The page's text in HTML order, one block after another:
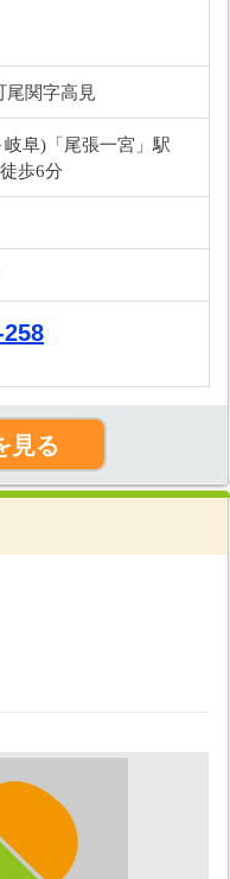
尾関字高見
阜)「尾張一宮」駅
歩6分
見る